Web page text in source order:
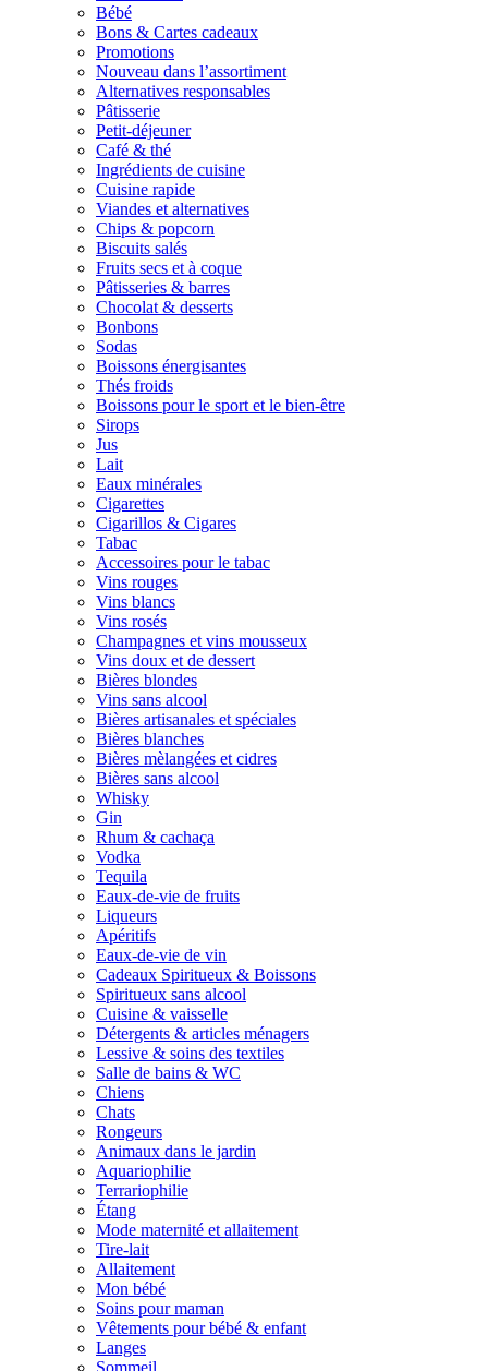
Bébé
Bons & Cartes cadeaux
Promotions
Nouveau dans l’assortiment
Alternatives responsables
Pâtisserie
Petit-déjeuner
Café & thé
Ingrédients de cuisine
Cuisine rapide
Viandes et alternatives
Chips & popcorn
Biscuits salés
Fruits secs et à coque
Pâtisseries & barres
Chocolat & desserts
Bonbons
Sodas
Boissons énergisantes
Thés froids
Boissons pour le sport et le bien-être
Sirops
Jus
Lait
Eaux minérales
Cigarettes
Cigarillos & Cigares
Tabac
Accessoires pour le tabac
Vins rouges
Vins blancs
Vins rosés
Champagnes et vins mousseux
Vins doux et de dessert
Bières blondes
Vins sans alcool
Bières artisanales et spéciales
Bières blanches
Bières mèlangées et cidres
Bières sans alcool
Whisky
Gin
Rhum & cachaça
Vodka
Tequila
Eaux-de-vie de fruits
Liqueurs
Apéritifs
Eaux-de-vie de vin
Cadeaux Spiritueux & Boissons
Spiritueux sans alcool
Cuisine & vaisselle
Détergents & articles ménagers
Lessive & soins des textiles
Salle de bains & WC
Chiens
Chats
Rongeurs
Animaux dans le jardin
Aquariophilie
Terrariophilie
Étang
Mode maternité et allaitement
Tire-lait
Allaitement
Mon bébé
Soins pour maman
Vêtements pour bébé & enfant
Langes
Sommeil